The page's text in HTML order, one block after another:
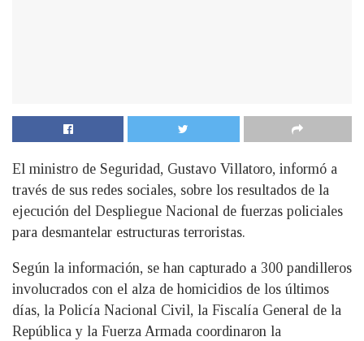
El ministro de Seguridad, Gustavo Villatoro, informó a
través de sus redes sociales, sobre los resultados de la
ejecución del Despliegue Nacional de fuerzas policiales
para desmantelar estructuras terroristas.
Según la información, se han capturado a 300 pandilleros
involucrados con el alza de homicidios de los últimos
días, la Policía Nacional Civil, la Fiscalía General de la
República y la Fuerza Armada coordinaron la